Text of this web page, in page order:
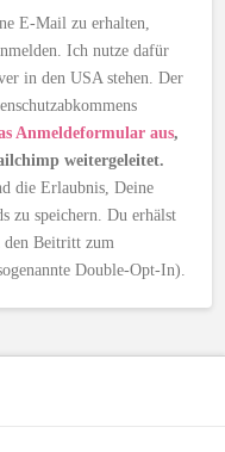
E-Mail zu erhalten,
Ich nutze dafür
in den USA stehen. Der
Anmeldeformular aus,
weitergeleitet.
die Erlaubnis, Deine
zu speichern. Du erhälst
den Beitritt zum
Double-Opt-In).